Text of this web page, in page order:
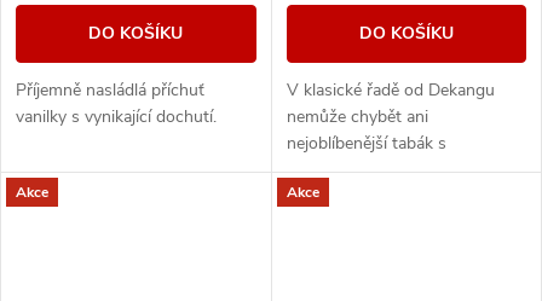
DO KOŠÍKU
Příjemně nasládlá příchuť
vanilky s vynikající dochutí.
DO KOŠÍKU
V klasické řadě od Dekangu
nemůže chybět ani
nejoblíbenější tabák s
legendárním velbloudem.
Akce Akce